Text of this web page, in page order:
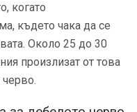
когато
където чака да се
Около 25 до 30
произлизат от това